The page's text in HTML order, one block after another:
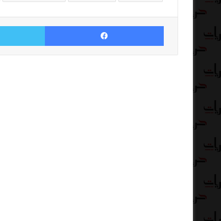
فيسبوك